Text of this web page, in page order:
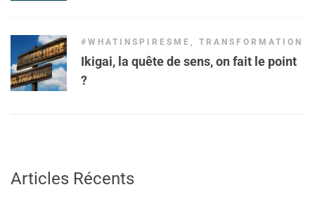
#WHATINSPIRESME TRANSFORMATION
Ikigai, la quête de sens, on fait le point
?
Articles Récents